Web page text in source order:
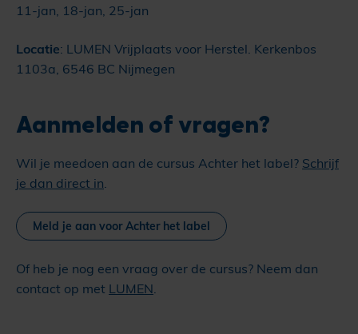
11-jan, 18-jan, 25-jan
Locatie: LUMEN Vrijplaats voor Herstel. Kerkenbos
1103a, 6546 BC Nijmegen
Aanmelden of vragen?
Wil je meedoen aan de cursus Achter het label? Schrijf
je dan direct in.
Meld je aan voor Achter het label
Of heb je nog een vraag over de cursus? Neem dan
contact op met LUMEN.